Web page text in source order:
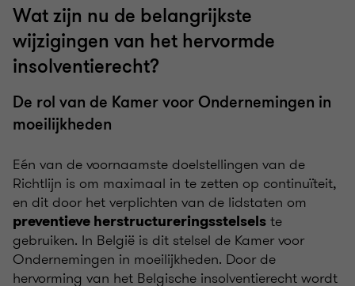
Wat zijn nu de belangrijkste
wijzigingen van het hervormde
insolventierecht?
De rol van de Kamer voor Ondernemingen in
moeilijkheden
Eén van de voornaamste doelstellingen van de
Richtlijn is om maximaal in te zetten op continuïteit,
en dit door het verplichten van de lidstaten om
preventieve herstructureringsstelsels te
gebruiken. In België is dit stelsel de Kamer voor
Ondernemingen in moeilijkheden. Door de
hervorming van het Belgische insolventierecht wordt